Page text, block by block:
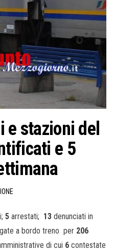
n
stazioni del
e 5
5 arrestati; 13 denunciati in
a bordo treno per 206
di cui 6 contestate